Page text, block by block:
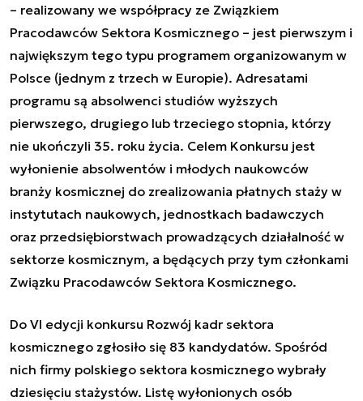
– realizowany we współpracy ze Związkiem
Pracodawców Sektora Kosmicznego – jest pierwszym i
największym tego typu programem organizowanym w
Polsce (jednym z trzech w Europie). Adresatami
programu są absolwenci studiów wyższych
pierwszego, drugiego lub trzeciego stopnia, którzy
nie ukończyli 35. roku życia. Celem Konkursu jest
wyłonienie absolwentów i młodych naukowców
branży kosmicznej do zrealizowania płatnych staży w
instytutach naukowych, jednostkach badawczych
oraz przedsiębiorstwach prowadzących działalność w
sektorze kosmicznym, a będących przy tym członkami
Związku Pracodawców Sektora Kosmicznego.
Do VI edycji konkursu Rozwój kadr sektora
kosmicznego zgłosiło się 83 kandydatów. Spośród
nich firmy polskiego sektora kosmicznego wybrały
dziesięciu stażystów. Listę wyłonionych osób